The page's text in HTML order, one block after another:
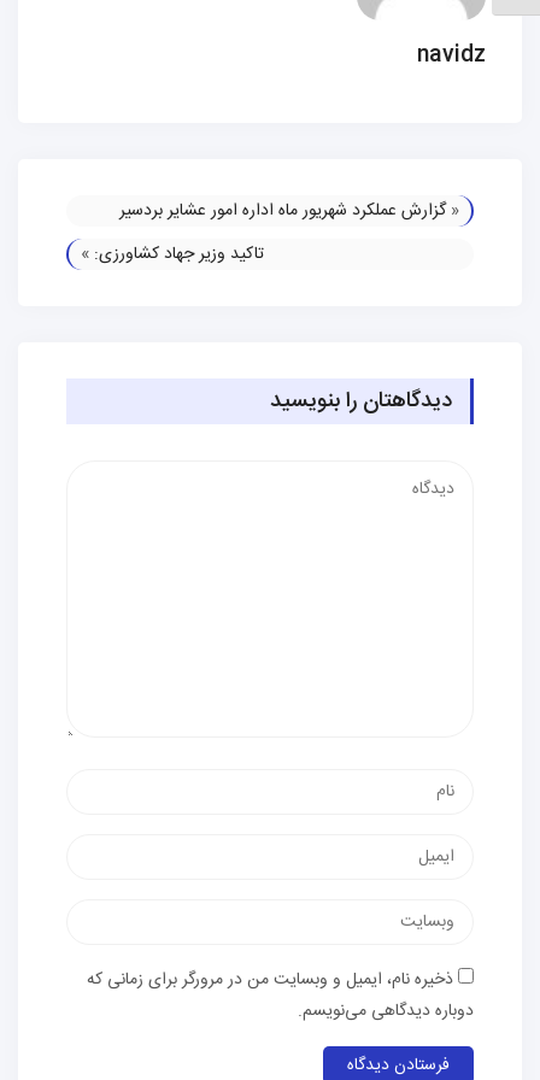
navidz
«گزارش عملکرد شهریور ماه اداره امور عشایر بردسیر
تاکید وزیر جهاد کشاورزی: »
دیدگاهتان را بنویسید
پست
وب‌سایت
ذخیره نام، ایمیل و وبسایت من در مرورگر برای زمانی که
دوباره دیدگاهی می‌نویسم.